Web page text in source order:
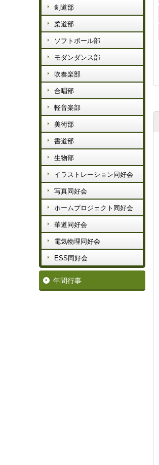
剣道部
柔道部
ソフトボール部
モダンダンス部
吹奏楽部
合唱部
軽音楽部
美術部
書道部
生物部
イラストレーション同好会
写真同好会
ホームプロジェクト同好会
華道同好会
電気物理同好会
ESS同好会
年間行事